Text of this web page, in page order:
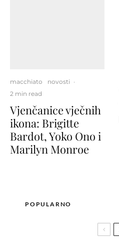
macchiato novosti ·
2 min read
Vjenčanice vječnih
ikona: Brigitte
Bardot, Yoko Ono i
Marilyn Monroe
POPULARNO